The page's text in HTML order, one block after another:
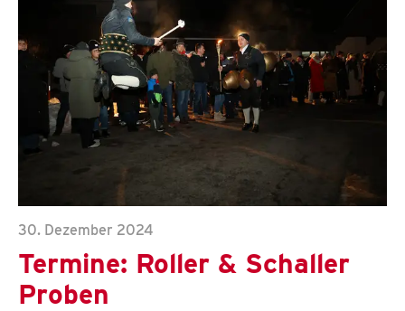
30. Dezember 2024
Termine: Roller & Schaller
Proben